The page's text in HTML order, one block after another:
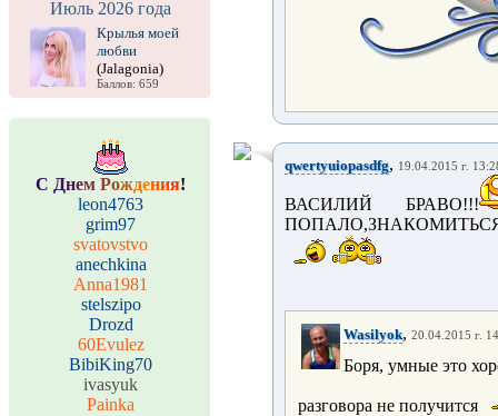
Июль 2026 года
Крылья моей
любви
(Jalagonia)
Баллов: 659
С Днем Рождения!
leon4763
grim97
svatovstvo
anechkina
Anna1981
stelszipo
Drozd
60Evulez
BibiKing70
ivasyuk
Painka
qwertyuiopasdfg, 19.04.2015 г.
ВАСИЛИЙ БРАВО!!!
Wasilyok, 20.04.2015 г.
Боря, умные это
разговора не получится